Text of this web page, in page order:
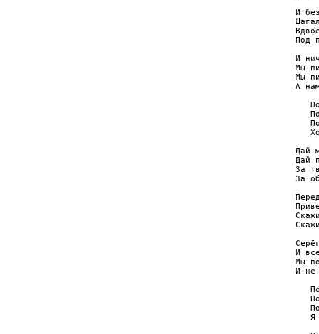
И
Под
И
Мы
Мы
А
Дай
Дай
За
За
И
Мы
И не
Я